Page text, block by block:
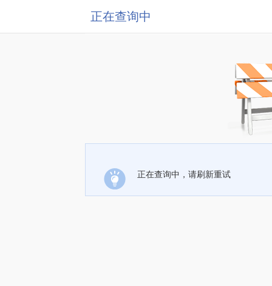
正在查询中
正在查询中，请刷新重试